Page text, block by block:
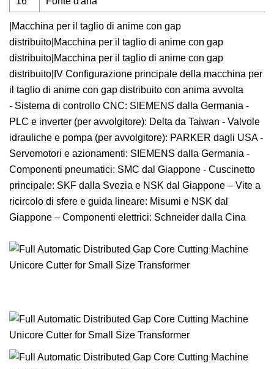
|Macchina per il taglio di anime con gap
distribuito|Macchina per il taglio di anime con gap
distribuito|Macchina per il taglio di anime con gap
distribuito|IV Configurazione principale della macchina per
il taglio di anime con gap distribuito con anima avvolta
- Sistema di controllo CNC: SIEMENS dalla Germania -
PLC e inverter (per avvolgitore): Delta da Taiwan - Valvole
idrauliche e pompa (per avvolgitore): PARKER dagli USA -
Servomotori e azionamenti: SIEMENS dalla Germania -
Componenti pneumatici: SMC dal Giappone - Cuscinetto
principale: SKF dalla Svezia e NSK dal Giappone – Vite a
ricircolo di sfere e guida lineare: Misumi e NSK dal
Giappone – Componenti elettrici: Schneider dalla Cina